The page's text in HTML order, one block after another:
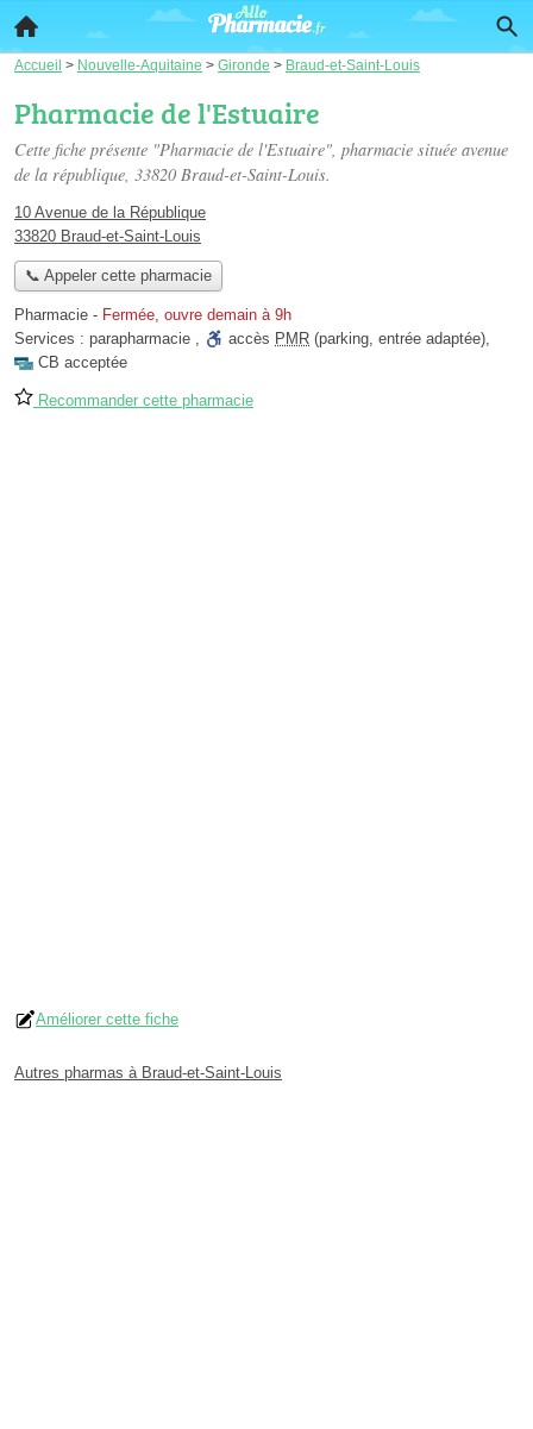
Accueil > Nouvelle-Aquitaine > Gironde > Braud-et-Saint-Louis
Pharmacie de l'Estuaire
Cette fiche présente "Pharmacie de l'Estuaire", pharmacie située avenue
de la république, 33820 Braud-et-Saint-Louis.
10 Avenue de la République
33820 Braud-et-Saint-Louis
📞 Appeler cette pharmacie
Pharmacie - Fermée, ouvre demain à 9h
Services : parapharmacie , accès PMR (parking, entrée adaptée),
CB acceptée
Recommander cette pharmacie
Améliorer cette fiche
Autres pharmas à Braud-et-Saint-Louis